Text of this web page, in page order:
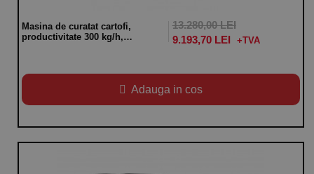
Masina de curatat cartofi,
productivitate 300 kg/h,
13.280,00 LEI
9.193,70 LEI
Adauga in cos